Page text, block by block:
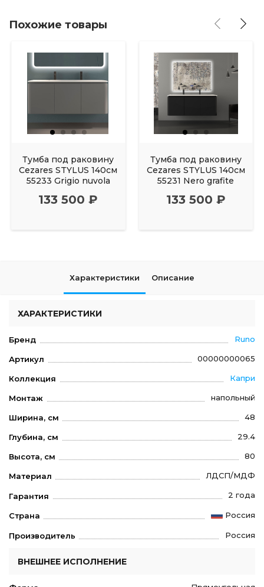
Похожие товары
Тумба под раковину
Cezares STYLUS 140см
55233 Grigio nuvola
133 500 ₽
Тумба под раковину
Cezares STYLUS 140см
55231 Nero grafite
133 500 ₽
Характеристики Описание
ХАРАКТЕРИСТИКИ
Бренд Runo
Артикул 00000000065
Коллекция Капри
Монтаж напольный
Ширина, см 48
Глубина, см 29.4
Высота, см 80
Материал ЛДСП/МДФ
Гарантия 2 года
Страна Россия
Производитель Россия
ВНЕШНЕЕ ИСПОЛНЕНИЕ